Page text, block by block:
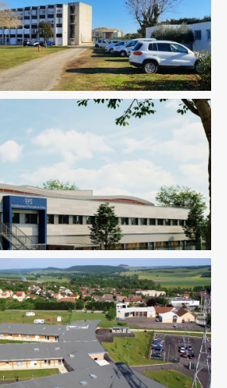
Pilotage D'opération / MOEX Santé
Santé Structure
/ MOEX Santé Structure VRD